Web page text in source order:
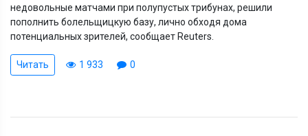
недовольные матчами при полупустых трибунах, решили
пополнить болельщицкую базу, лично обходя дома
потенциальных зрителей, сообщает Reuters.
Читать 1 933 0